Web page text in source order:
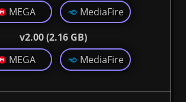
MEGA
MediaFire
v2.00 (2.16 GB)
MEGA
MediaFire